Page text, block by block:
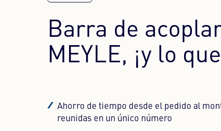
Barra de
MEYLE, ¡y lo
Ahorro de tiempo desde el pedido al
reunidas en un único número